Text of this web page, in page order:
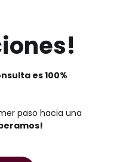
es 100%
paso hacia una